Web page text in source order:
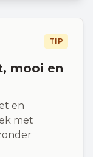
TIP
mooi en
en
met